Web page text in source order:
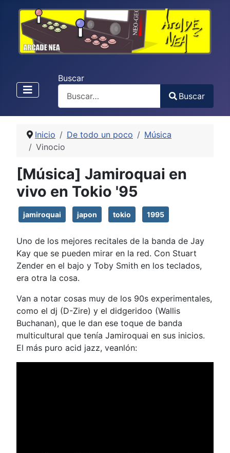
Buscar
Buscar
Inicio De todo un poco
Música
Vinocio
[Música] Jamiroquai en
vivo en Tokio '95
jamiroquai japon tokio 1995
Uno de los mejores recitales de la banda de Jay
Kay que se pueden mirar en la red. Con Stuart
Zender en el bajo y Toby Smith en los teclados,
era otra la cosa.
Van a notar cosas muy de los 90s experimentales,
como el dj (D-Zire) y el didgeridoo (Wallis
Buchanan), que le dan ese toque de banda
multicultural que tenía Jamiroquai en sus inicios.
El más puro acid jazz, veanlón: